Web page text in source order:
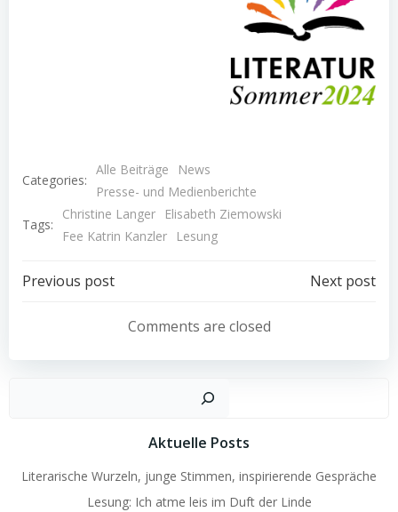
Categories:
Alle Beiträge
News
Presse- und Medienberichte
Tags:
Christine Langer
Elisabeth Ziemowski
Fee Katrin Kanzler
Lesung
Post
navigation
Previous post
navigation
Next post
Comments are closed
Aktuelle Posts
Literarische Wurzeln, junge Stimmen, inspirierende Gespräche
Lesung: Ich atme leis im Duft der Linde